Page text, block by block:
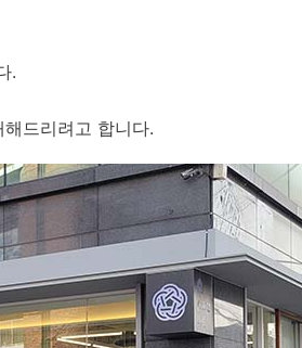
.
드리려고 합니다.